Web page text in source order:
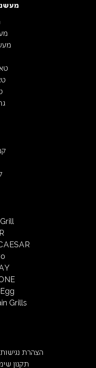
Grills
הצהרת נגישות
תקנון